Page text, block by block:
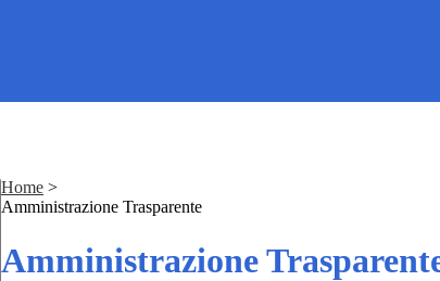
Home >
Amministrazione Trasparente
Amministrazione